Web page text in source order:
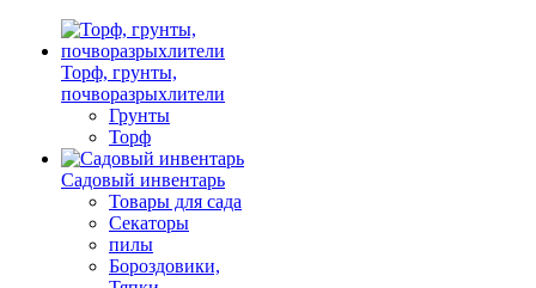
Торф, грунты,
почворазрыхлители
Грунты
Торф
Садовый инвентарь
Товары для сада
Секаторы
пилы
Бороздовики,